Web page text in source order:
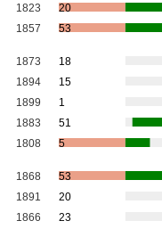
1823
20
1857 53
1873
18
1894
15
1899
1
1883
51
1808 5
1868
53
1891
20
1866 23